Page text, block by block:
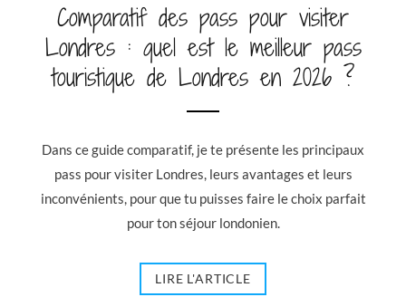
Comparatif des pass pour visiter
Londres : quel est le meilleur pass
touristique de Londres en 2026 ?
Dans ce guide comparatif, je te présente les principaux
pass pour visiter Londres, leurs avantages et leurs
inconvénients, pour que tu puisses faire le choix parfait
pour ton séjour londonien.
LIRE L'ARTICLE